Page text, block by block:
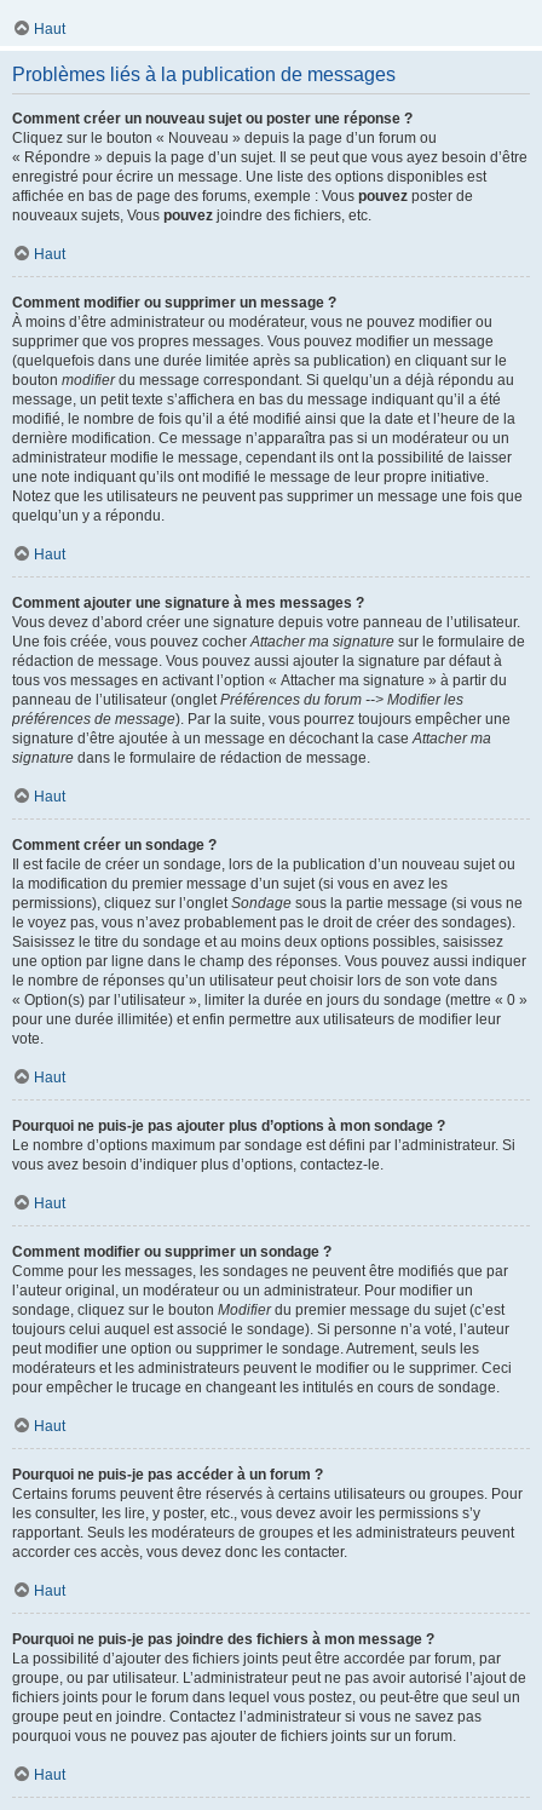
Haut
Problèmes liés à la publication de messages
Comment créer un nouveau sujet ou poster une réponse ?
Cliquez sur le bouton « Nouveau » depuis la page d’un forum ou
« Répondre » depuis la page d’un sujet. Il se peut que vous ayez besoin d’être
enregistré pour écrire un message. Une liste des options disponibles est
affichée en bas de page des forums, exemple : Vous pouvez poster de
nouveaux sujets, Vous pouvez joindre des fichiers, etc.
Haut
Comment modifier ou supprimer un message ?
À moins d’être administrateur ou modérateur, vous ne pouvez modifier ou
supprimer que vos propres messages. Vous pouvez modifier un message
(quelquefois dans une durée limitée après sa publication) en cliquant sur le
bouton modifierdu message correspondant. Si quelqu’un a déjà répondu au
message, un petit texte s’affichera en bas du message indiquant qu’il a été
modifié, le nombre de fois qu’il a été modifié ainsi que la date et l’heure de la
dernière modification. Ce message n’apparaîtra pas si un modérateur ou un
administrateur modifie le message, cependant ils ont la possibilité de laisser
une note indiquant qu’ils ont modifié le message de leur propre initiative.
Notez que les utilisateurs ne peuvent pas supprimer un message une fois que
quelqu’un y a répondu.
Haut
Comment ajouter une signature à mes messages ?
Vous devez d’abord créer une signature depuis votre panneau de l’utilisateur.
Une fois créée, vous pouvez cocherAttacher ma signature sur le formulaire de
rédaction de message. Vous pouvez aussi ajouter la signature par défaut à
tous vos messages en activant l’option « Attacher ma signature » à partir du
panneau de l’utilisateur (ongletPréférences du forum --> Modifier les
préférences de message). Par la suite, vous pourrez toujours empêcher une
signature d’être ajoutée à un message en décochant la caseAttacher ma
signature dans le formulaire de rédaction de message.
Haut
Comment créer un sondage ?
Il est facile de créer un sondage, lors de la publication d’un nouveau sujet ou
la modification du premier message d’un sujet (si vous en avez les
permissions), cliquez sur l’ongletSondage sous la partie message (si vous ne
le voyez pas, vous n’avez probablement pas le droit de créer des sondages).
Saisissez le titre du sondage et au moins deux options possibles, saisissez
une option par ligne dans le champ des réponses. Vous pouvez aussi indiquer
le nombre de réponses qu’un utilisateur peut choisir lors de son vote dans
« Option(s) par l’utilisateur », limiter la durée en jours du sondage (mettre « 0 »
pour une durée illimitée) et enfin permettre aux utilisateurs de modifier leur
vote.
Haut
Pourquoi ne puis-je pas ajouter plus d’options à mon sondage ?
Le nombre d’options maximum par sondage est défini par l’administrateur. Si
vous avez besoin d’indiquer plus d’options, contactez-le.
Haut
Comment modifier ou supprimer un sondage ?
Comme pour les messages, les sondages ne peuvent être modifiés que par
l’auteur original, un modérateur ou un administrateur. Pour modifier un
sondage, cliquez sur le bouton Modifierdu premier message du sujet (c’est
toujours celui auquel est associé le sondage). Si personne n’a voté, l’auteur
peut modifier une option ou supprimer le sondage. Autrement, seuls les
modérateurs et les administrateurs peuvent le modifier ou le supprimer. Ceci
pour empêcher le trucage en changeant les intitulés en cours de sondage.
Haut
Pourquoi ne puis-je pas accéder à un forum ?
Certains forums peuvent être réservés à certains utilisateurs ou groupes. Pour
les consulter, les lire, y poster, etc., vous devez avoir les permissions s’y
rapportant. Seuls les modérateurs de groupes et les administrateurs peuvent
accorder ces accès, vous devez donc les contacter.
Haut
Pourquoi ne puis-je pas joindre des fichiers à mon message ?
La possibilité d’ajouter des fichiers joints peut être accordée par forum, par
groupe, ou par utilisateur. L’administrateur peut ne pas avoir autorisé l’ajout de
fichiers joints pour le forum dans lequel vous postez, ou peut-être que seul un
groupe peut en joindre. Contactez l’administrateur si vous ne savez pas
pourquoi vous ne pouvez pas ajouter de fichiers joints sur un forum.
Haut